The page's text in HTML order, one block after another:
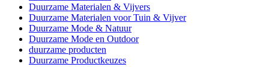
Duurzame Materialen & Vijvers
Duurzame Materialen voor Tuin & Vijver
Duurzame Mode & Natuur
Duurzame Mode en Outdoor
duurzame producten
Duurzame Productkeuzes